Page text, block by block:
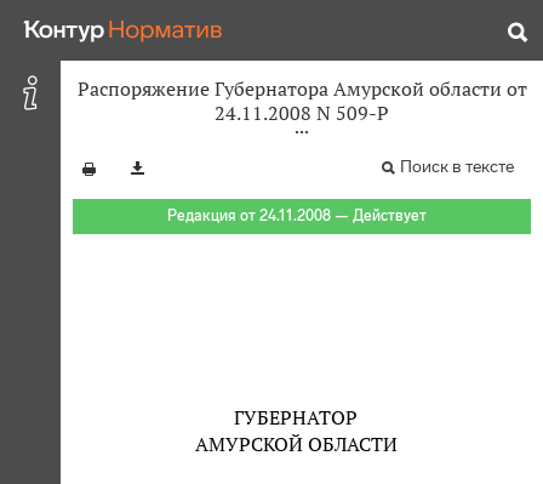
Распоряжение Губернатора Амурской области от
24.11.2008 N 509-Р
Поиск в тексте
Редакция от 24.11.2008 — Действует
ГУБЕРНАТОР
АМУРСКОЙ ОБЛАСТИ